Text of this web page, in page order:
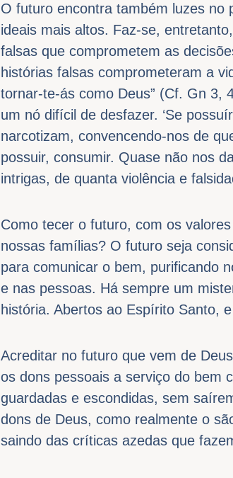
O futuro encontra também luzes no
ideais mais altos. Faz-se,
falsas que comprometem as
histórias falsas comprometeram a
tornar-te-ás como Deus” (Cf. Gn 3,
um nó difícil de desfazer. ‘Se
narcotizam, convencendo-nos de
possuir, consumir. Quase não nos
intrigas, de quanta violência e
Como tecer o futuro, com os
nossas famílias? O futuro seja
para comunicar o bem, purificando
e nas pessoas. Há sempre um
história. Abertos ao Espírito Santo,
Acreditar no futuro que vem de
os dons pessoais a serviço do bem
guardadas e escondidas, sem
dons de Deus, como realmente o
saindo das críticas azedas que